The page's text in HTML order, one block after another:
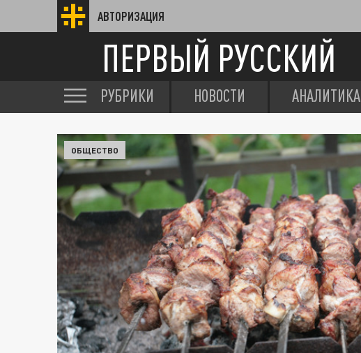
АВТОРИЗАЦИЯ
ПЕРВЫЙ РУССКИЙ
РУБРИКИ НОВОСТИ АНАЛИТИКА
ОБЩЕСТВО